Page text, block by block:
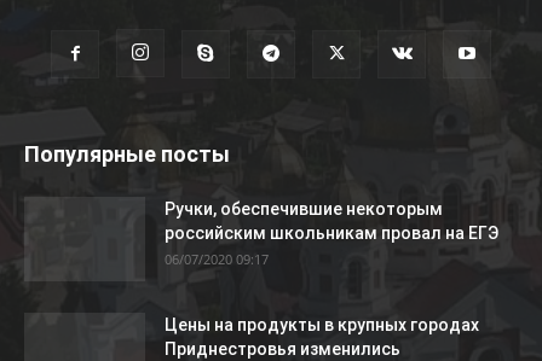
Популярные посты
Ручки, обеспечившие некоторым
российским школьникам провал на ЕГЭ
06/07/2020 09:17
Цены на продукты в крупных городах
Приднестровья изменились